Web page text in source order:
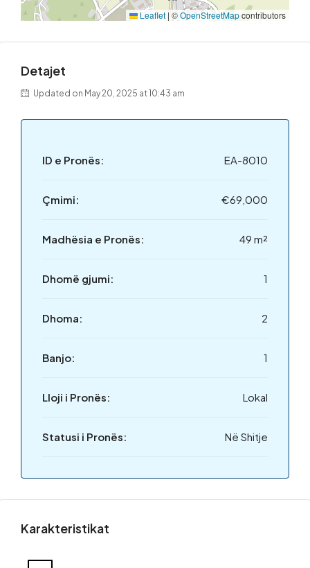
Leaflet | ©OpenStreetMapcontributors
Detajet
Updated on May 20, 2025 at 10:43 am
ID e Pronës: EA-8010
Çmimi: €69,000
Madhësia e Pronës: 49 m²
Dhomë gjumi: 1
Dhoma: 2
Banjo: 1
Lloji i Pronës: Lokal
Statusi i Pronës: Në Shitje
Karakteristikat